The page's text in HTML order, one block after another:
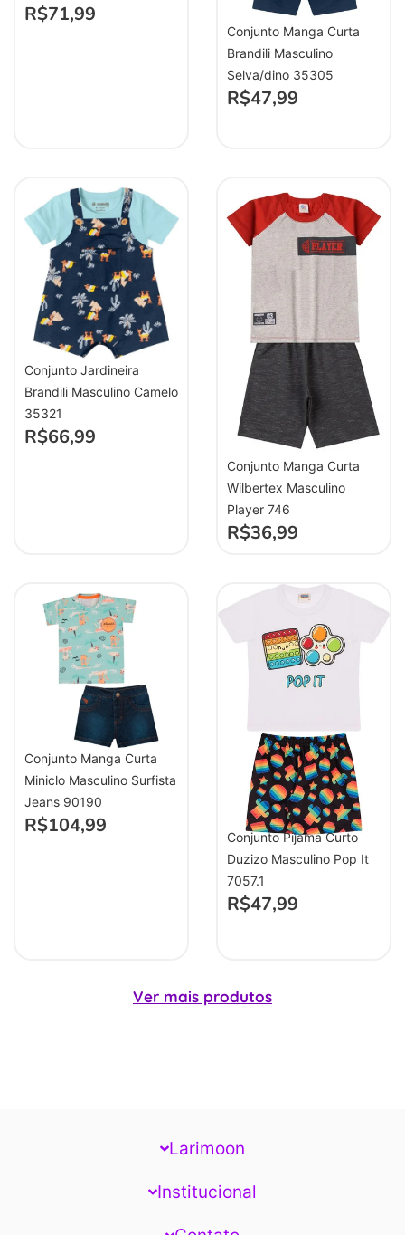
R$71,99
Conjunto Manga Curta
Brandili Masculino
Selva/dino 35305
R$47,99
Conjunto Jardineira
Brandili Masculino Camelo
35321
R$66,99
Conjunto Manga Curta
Wilbertex Masculino
Player 746
R$36,99
Conjunto Manga Curta
Miniclo Masculino Surfista
Jeans 90190
R$104,99
Conjunto Pijama Curto
Duzizo Masculino Pop It
7057.1
R$47,99
Ver mais produtos
Larimoon
Institucional